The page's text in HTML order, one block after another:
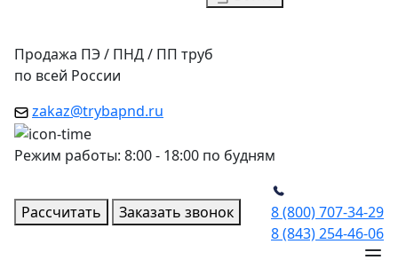
Продажа ПЭ / ПНД / ПП труб
по всей России
zakaz@trybapnd.ru
Режим работы: 8:00 - 18:00 по будням
Рассчитать Заказать звонок
8 (800) 707-34-29
8 (843) 254-46-06